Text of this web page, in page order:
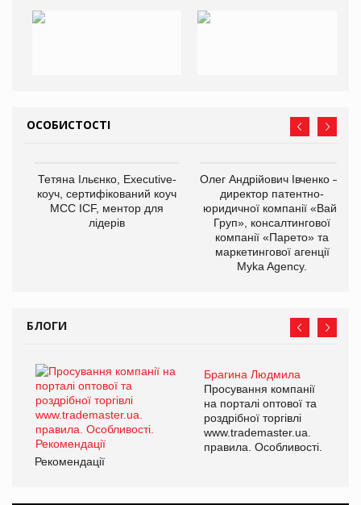
ОСОБИСТОСТІ
Тетяна Ільєнко, Executive-
коуч, сертифікований коуч
МСС ICF, ментор для
лідерів
Олег Андрійович Івченко —
директор патентно-
юридичної компанії «Вайз
Груп», консалтингової
компанії «Парето» та
маркетингової агенції
Myka Agency.
БЛОГИ
Брагина Людмила
Просування компанії
на порталі оптової та
роздрібної торгівлі
www.trademaster.ua.
правила. Особливості.
Рекомендації